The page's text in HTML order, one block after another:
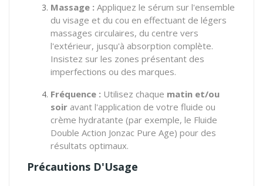
Massage : Appliquez le sérum sur l'ensemble
du visage et du cou en effectuant de légers
massages circulaires, du centre vers
l'extérieur, jusqu'à absorption complète.
Insistez sur les zones présentant des
imperfections ou des marques.
Fréquence : Utilisez chaque matin et/ou
soir avant l'application de votre fluide ou
crème hydratante (par exemple, le Fluide
Double Action Jonzac Pure Age) pour des
résultats optimaux.
Précautions D'Usage